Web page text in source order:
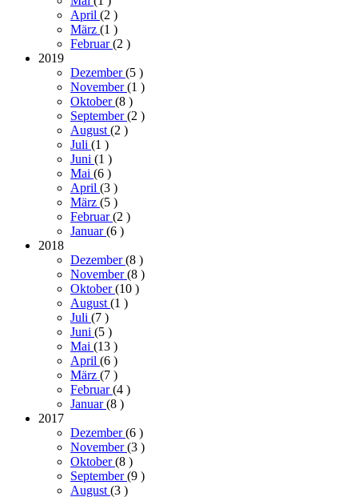
April (2 )
März (1 )
Februar(2 )
2019
Dezember(5 )
November(1 )
Oktober(8 )
September(2 )
August (2 )
Juli (1 )
Juni (1 )
Mai (6 )
April (3 )
März (5 )
Februar(2 )
Januar(6 )
2018
Dezember(8 )
November(8 )
Oktober(10 )
August (1 )
Juli (7 )
Juni (5 )
Mai (13 )
April (6 )
März (7 )
Februar(4 )
Januar(8 )
2017
Dezember(6 )
November(3 )
Oktober(8 )
September(9 )
August (3 )